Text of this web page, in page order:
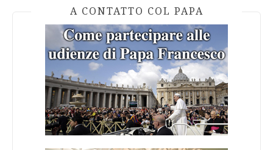
A CONTATTO COL PAPA